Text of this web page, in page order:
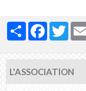
PartagerFacebook
L'ASSOCIATION